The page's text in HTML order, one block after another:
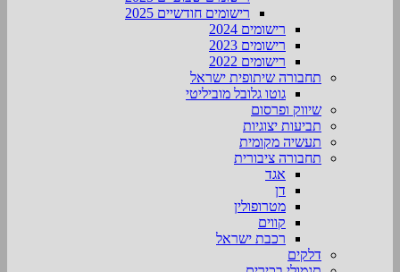
רישומים חודשיים 2025
רישומים 2024
רישומים 2023
רישומים 2022
תחבורה שיתופית ישראל
גוטו גלובל מוביליטי
שיווק ופרסום
תביעות יצוגיות
תעשיה מקומית
תחבורה ציבורית
אגד
דן
מטרופולין
קווים
רכבת ישראל
דלקים